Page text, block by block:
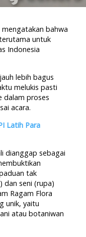
bahwa
untuk
Indonesia
lebih bagus
melukis pasti
dalam proses
acara.
Latih Para
dianggap sebagai
tak
dan seni (rupa)
Ragam Flora
unik, yaitu
atau botaniwan